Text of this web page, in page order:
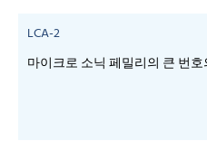
LCA-2
마이크로 소닉 페밀리의 큰 번